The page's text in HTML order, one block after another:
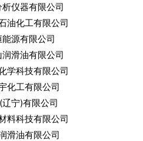
仪器有限公司
油化工有限公司
源有限公司
滑油有限公司
学科技有限公司
化工有限公司
宁)有限公司
料科技有限公司
滑油有限公司